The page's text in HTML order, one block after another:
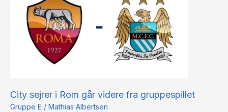
City sejrer i Rom går videre fra gruppespillet
Gruppe E / Mathias Albertsen
videre
gruppespillet